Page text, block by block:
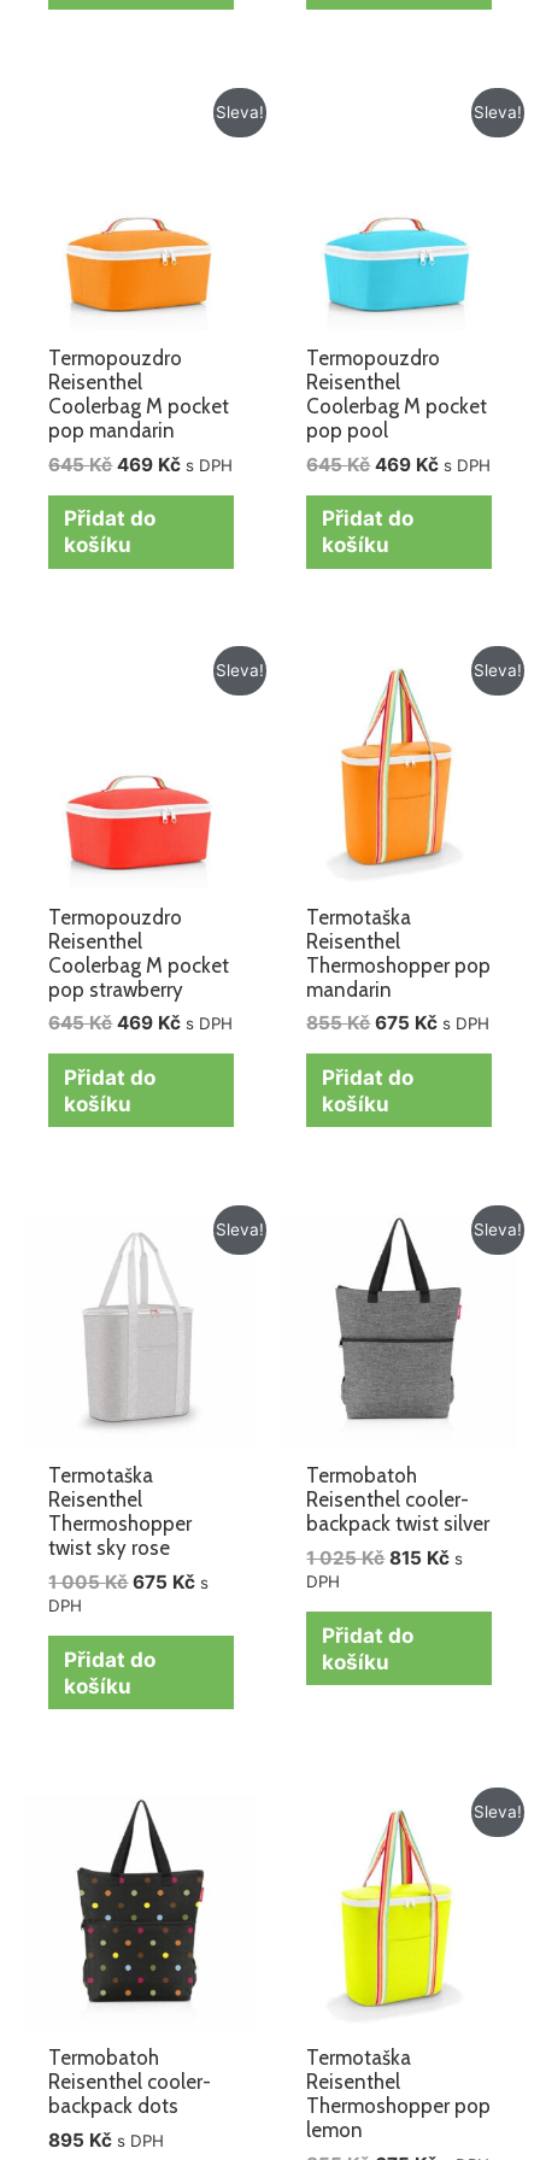
Sleva!
Termopouzdro
Reisenthel
Coolerbag M pocket
pop mandarin
645Kč 469 Kč
Aktuální
cena
s DPH
Přidat do
košíku
Sleva!
Termopouzdro
Reisenthel
Coolerbag M pocket
pop pool
645Kč 469 Kč
Aktuální
cena
s DPH
Přidat do
košíku
Sleva!
Termopouzdro
Reisenthel
Coolerbag M pocket
pop strawberry
645Kč 469 Kč
Aktuální
cena
s DPH
Přidat do
košíku
Sleva!
Termotaška
Reisenthel
Thermoshopper pop
mandarin
855Kč
Původní
cena
byla:
855 Kč.
675 Kč
Aktuální
cena
s DPH
Přidat do
košíku
Sleva!
Termotaška
Reisenthel
Thermoshopper
twist sky rose
1 005Kč
cena
byla:
005 Kč.
675 Kč
Aktuální
cena
s
DPH
Přidat do
košíku
Sleva!
Termobatoh
Reisenthel cooler-
backpack twist silver
1 025Kč
Původní
cena
byla:
1
025 Kč.
815 Kč
Aktuální
cena
815 Kč.
s
DPH
Přidat do
košíku
Termobatoh
Reisenthel cooler-
backpack dots
895 Kč s DPH
Sleva!
Termotaška
Reisenthel
Thermoshopper pop
lemon
Původní
cena
byla:
855 Kč.
Aktuální
cena